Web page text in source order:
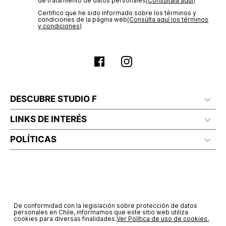
Certifico que he sido informado sobre los términos y
condiciones de la página web‎(Consúlta aquí los términos
y condiciones)
DESCUBRE STUDIO F
LINKS DE INTERÉS
POLÍTICAS
De conformidad con la legislación sobre protección de datos
personales en Chile, informamos que este sitio web utiliza
cookies para diversas finalidades.Ver Política de uso de cookies.